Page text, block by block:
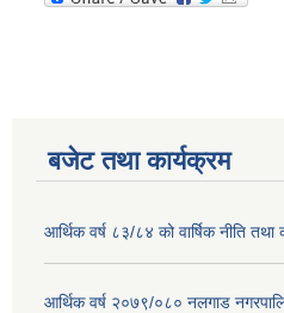
बजेट तथा कार्यक्रम
आर्थिक वर्ष ८३/८४ को वार्षिक नीति तथा
आर्थिक वर्ष २०७९/०८० नलगाड